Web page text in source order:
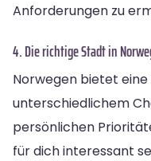
Anforderungen zu
4. Die richtige Stadt in
Norwegen bietet
unterschiedlichem
persönlichen
für dich interessant